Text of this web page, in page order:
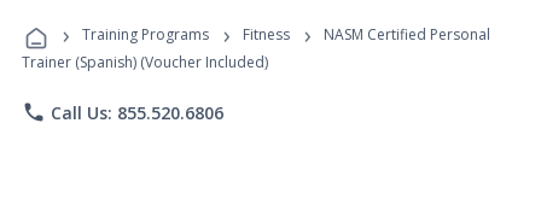
Programs
› Training Programs › Fitness ›
NASM Certified Personal
Trainer (Spanish) (Voucher Included)
phone Call Us: 855.520.6806